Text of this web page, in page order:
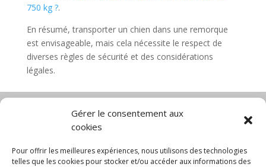
Gérer le consentement aux
cookies
Pour offrir les meilleures expériences, nous utilisons des technologies
telles que les cookies pour stocker et/ou accéder aux informations des
750 kg ?.
En résumé, transporter un chien dans une remorque
est envisageable, mais cela nécessite le respect de
diverses règles de sécurité et des considérations
légales.
Diable électrique
Chariot manutention
CGV
Mentions légales